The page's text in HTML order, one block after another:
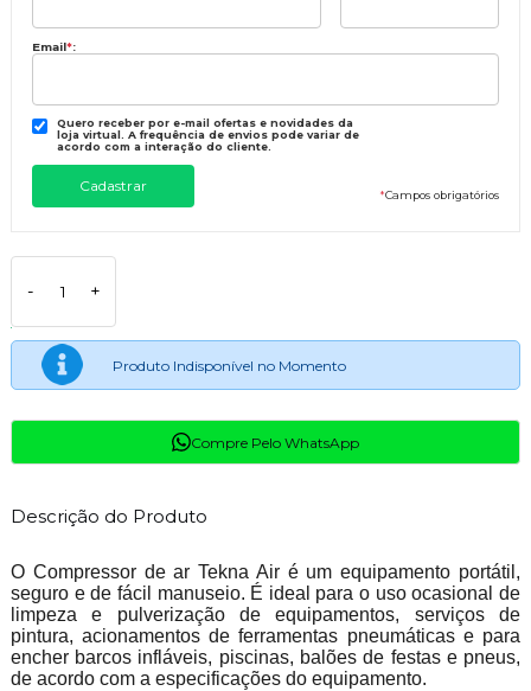
Email*:
Quero receber por e-mail ofertas e novidades da
loja virtual. A frequência de envios pode variar de
acordo com a interação do cliente.
*Campos obrigatórios
- +
Produto Indisponível no Momento
Compre Pelo WhatsApp
Descrição do Produto
O Compressor de ar Tekna Air é um equipamento portátil,
seguro e de fácil manuseio. É ideal para o uso ocasional de
limpeza e pulverização de equipamentos, serviços de
pintura, acionamentos de ferramentas pneumáticas e para
encher barcos infláveis, piscinas, balões de festas e pneus,
de acordo com a especificações do equipamento.